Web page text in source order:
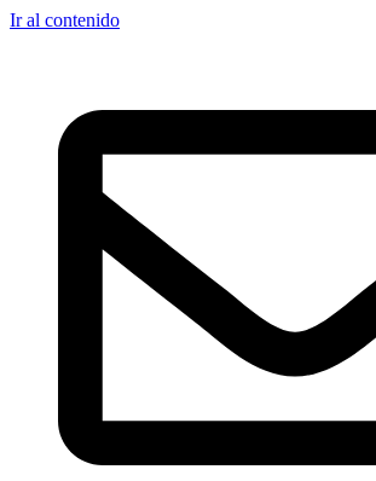
Ir al contenido